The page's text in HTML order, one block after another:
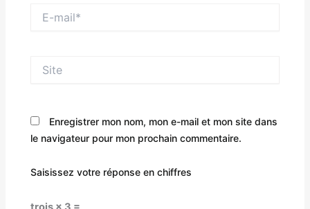
mail*
Enregistrer mon nom, mon e-mail et mon site dans
le navigateur pour mon prochain commentaire.
Saisissez votre réponse en chiffres